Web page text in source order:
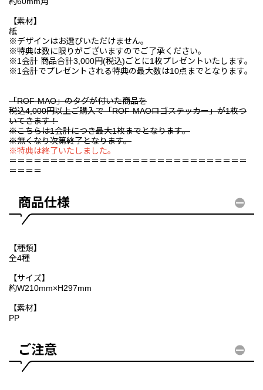
【素材】
紙
※デザインはお選びいただけません。
※特典は数に限りがございますのでご了承ください。
※1会計 商品合計3,000円(税込)ごとに1枚プレゼントいたします。
※1会計でプレゼントされる特典の最大数は10点までとなります。
「ROF-MAO」のタグが付いた商品を
税込4,000円以上ご購入で「ROF-MAOロゴステッカー」が1枚つ
いてきます！
※こちらは1会計につき最大1枚までとなります。
※無くなり次第終了となります。
※特典は終了いたしました。
＝＝＝＝＝＝＝＝＝＝＝＝＝＝＝＝＝＝＝＝＝＝＝＝＝＝＝＝＝
＝＝＝＝
商品仕様
【種類】
全4種
【サイズ】
約W210mm×H297mm
【素材】
PP
ご注意